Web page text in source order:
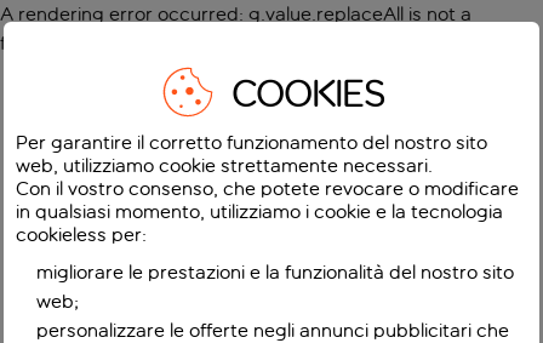
A rendering error occurred: g.value.replaceAll is not a
function
COOKIES
Per garantire il corretto funzionamento del nostro sito
web, utilizziamo cookie strettamente necessari.
Con il vostro consenso, che potete revocare o modificare
in qualsiasi momento, utilizziamo i cookie e la tecnologia
cookieless per:
migliorare le prestazioni e la funzionalità del nostro sito
web;
personalizzare le offerte negli annunci pubblicitari che